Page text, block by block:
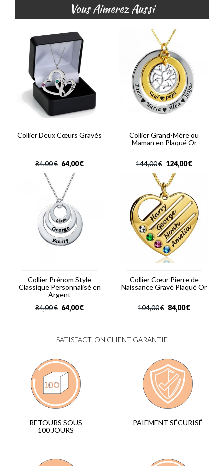
Vous Aimerez Aussi
Collier Deux Cœurs Gravés
€
84,00 €
64,00
Collier Grand-Mère ou
Maman en Plaqué Or
€
144,00 €
124,00
Collier Prénom Style
Classique Personnalisé en
Argent
€
84,00 €
64,00
Collier Cœur Pierre de
Naissance Gravé Plaqué Or
€
104,00 €
84,00
SATISFACTION CLIENT GARANTIE
RETOURS SOUS
100 JOURS
PAIEMENT SÉCURISÉ